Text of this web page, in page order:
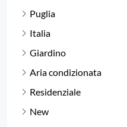
Puglia
Italia
Giardino
Aria condizionata
Residenziale
New